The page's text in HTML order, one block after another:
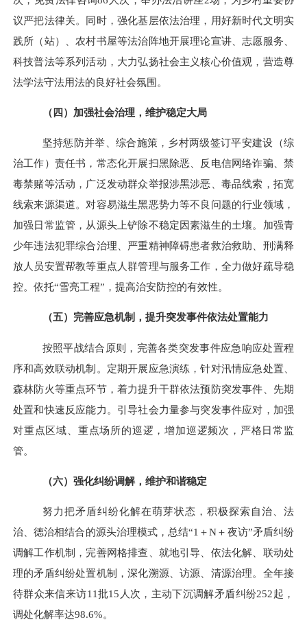
议严把法律关。同时，强化基层依法治理，用好新时代文明实
践所（站）、农村书屋等法治阵地开展理论宣讲、志愿服务、
科技普法等系列活动，大力弘扬社会主义核心价值观，营造尊
法学法守法用法的良好社会氛围。
（四）加强社会治理，维护稳定大局
坚持惩防并举、综合施策，乡村两级签订平安建设（综
治工作）责任书，常态化开展扫黑除恶、反电信网络诈骗、禁
毒禁赌等活动，广泛发动群众举报涉黑涉恶、毒品线索，拓宽
线索来源渠道。对容易滋生黑恶势力等不良问题的行业领域，
加强日常监管，从源头上铲除不稳定因素滋生的土壤。加强青
少年违法犯罪综合治理、严重精神障碍患者救治救助、刑满释
放人员安置帮教等重点人群管理与服务工作，全力做好疏导稳
控。依托“雪亮工程”，提高治安防控的有效性。
（五）完善应急机制，提升突发事件依法处置能力
按照平战结合原则，完善各类突发事件应急响应处置程
序和高效联动机制。定期开展应急演练，针对汛情应急处置、
森林防火等重点环节，着力提升干群依法预防突发事件、先期
处置和快速反应能力。引导社会力量参与突发事件应对，加强
对重点区域、重点场所的巡逻，增加巡逻频次，严格日常监
管。
（六）强化纠纷调解，维护和谐稳定
努力把矛盾纠纷化解在萌芽状态， 积极探索自治、法
治、德治相结合的源头治理模式，总结“1＋N＋夜访”矛盾纠纷
调解工作机制， 完善网格排查、就地引导、依法化解、联动处
理的矛盾纠纷处置机制，深化溯源、访源、清源治理。 全年接
待群众来信来访11批15人次，主动下沉调解矛盾纠纷252起，
调处化解率达98.6%。